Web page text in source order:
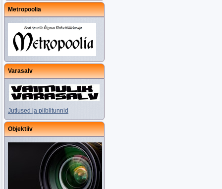
Metropoolia
Varasalv
Jutlused ja piiblitunnid
Objektiiv